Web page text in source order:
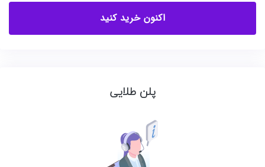
اکنون خرید کنید
پلن طلایی